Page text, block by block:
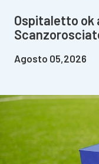
Ospitaletto ok
Agosto 05,2026